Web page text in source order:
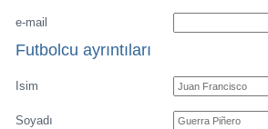
e-mail
Futbolcu ayrıntıları
Isim
Soyadı